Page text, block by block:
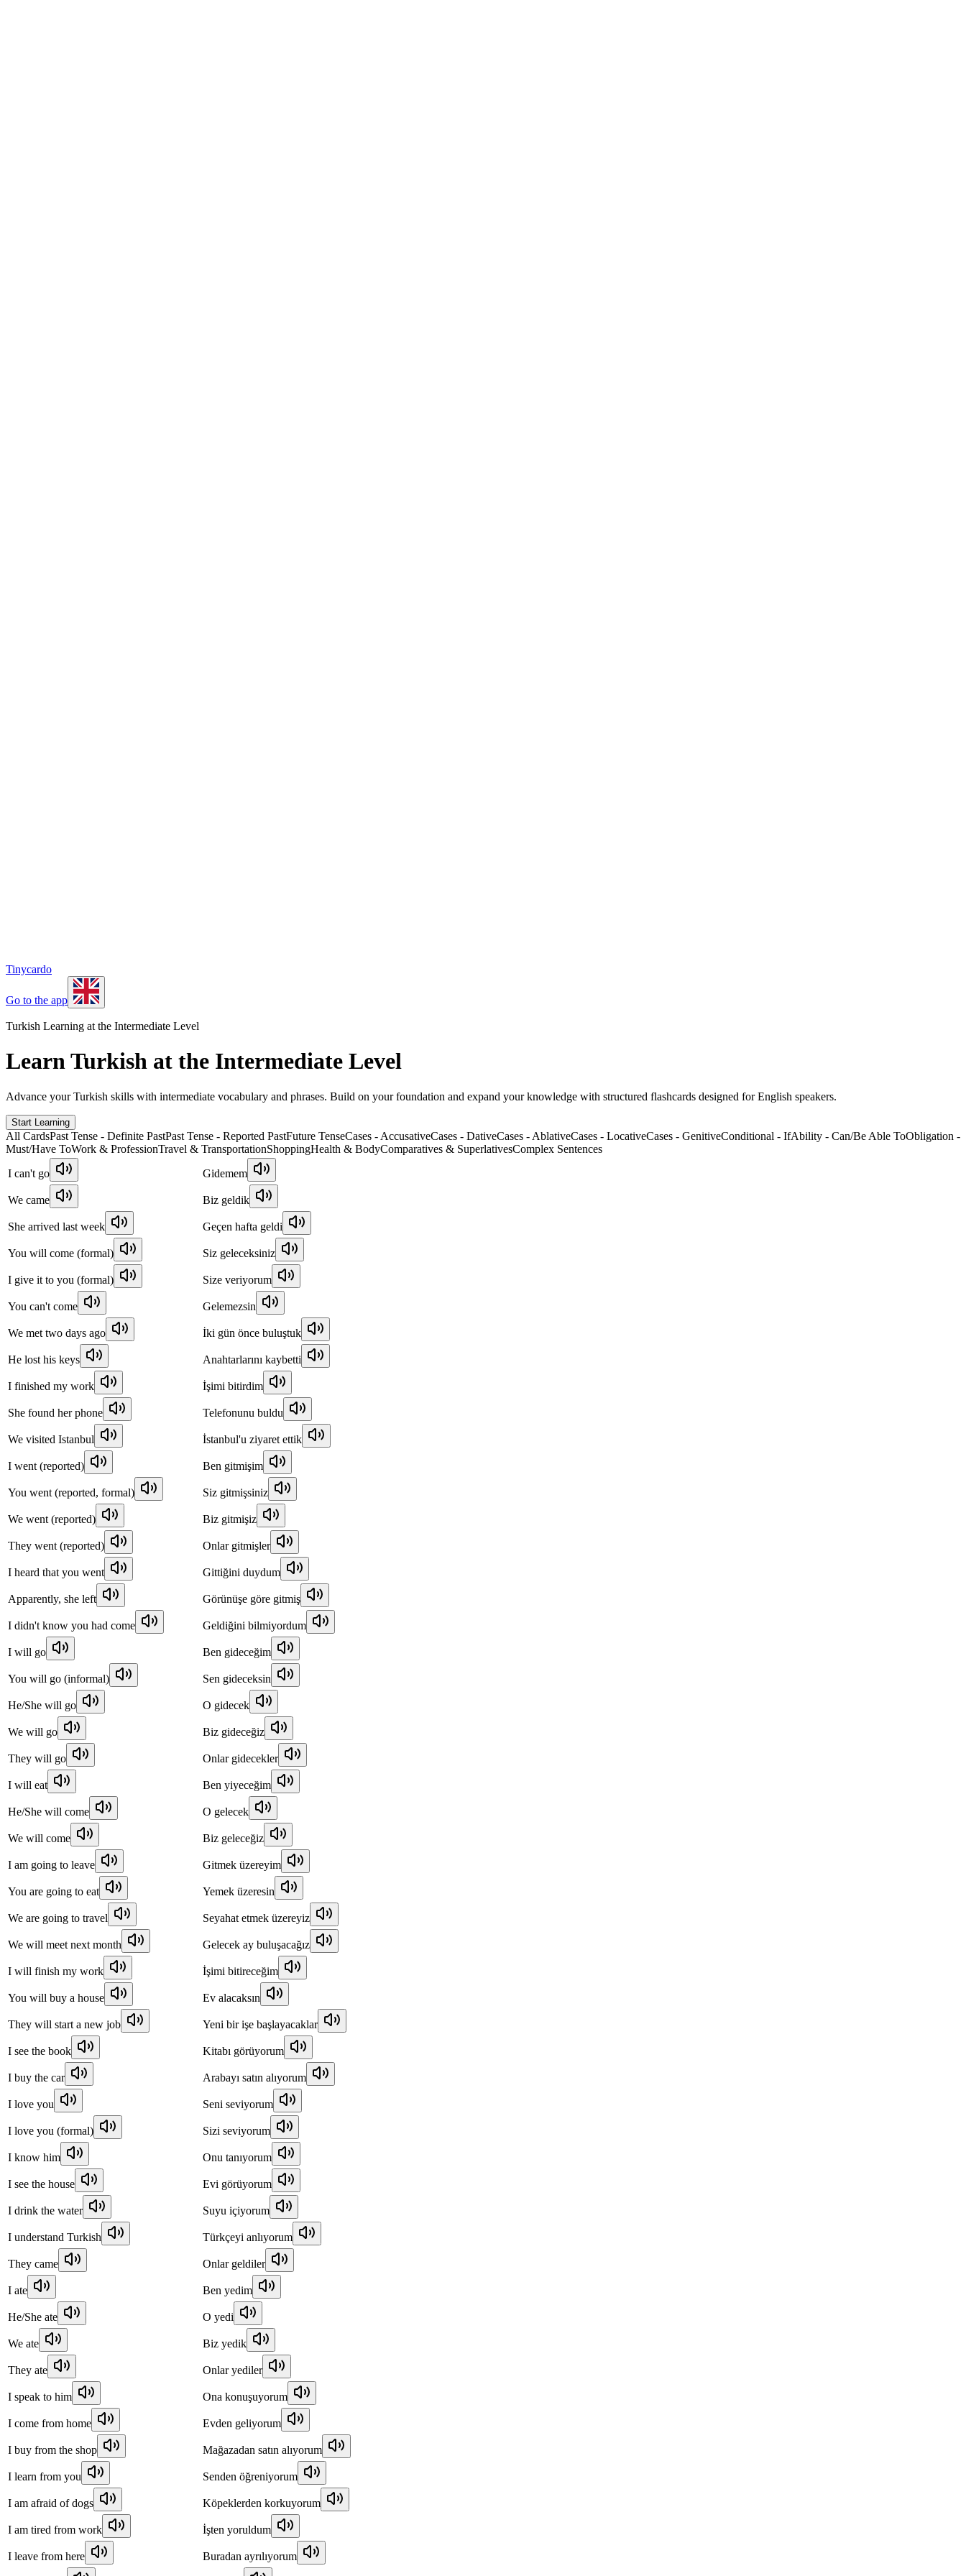
Tinycardo
Go to the app
Turkish Learning at the Intermediate Level
Learn Turkish at the Intermediate Level
Advance your Turkish skills with intermediate vocabulary and phrases. Build on your foundation and expand your knowledge with structured flashcards designed for English speakers.
Start Learning
All CardsPast Tense - Definite PastPast Tense - Reported PastFuture TenseCases - AccusativeCases - DativeCases - AblativeCases - LocativeCases - GenitiveConditional - IfAbility - Can/Be Able ToObligation -
Must/Have ToWork & ProfessionTravel & TransportationShoppingHealth & BodyComparatives & SuperlativesComplex Sentences
I can't go
Gidemem
We came Biz geldik
She arrived last week Geçen hafta geldi
You will come (formal) Siz geleceksiniz
I give it to you (formal) Size veriyorum
You can't come Gelemezsin
We met two days ago İki gün önce buluştuk
He lost his keys Anahtarlarını kaybetti
I finished my work İşimi bitirdim
She found her phone Telefonunu buldu
We visited Istanbul İstanbul'u ziyaret ettik
I went (reported) Ben gitmişim
You went (reported, formal) Siz gitmişsiniz
We went (reported) Biz gitmişiz
They went (reported) Onlar gitmişler
I heard that you went Gittiğini duydum
Apparently, she left Görünüşe göre gitmiş
I didn't know you had come Geldiğini bilmiyordum
I will go Ben gideceğim
You will go (informal) Sen gideceksin
He/She will go O gidecek
We will go Biz gideceğiz
They will go Onlar gidecekler
I will eat Ben yiyeceğim
He/She will come O gelecek
We will come Biz geleceğiz
I am going to leave Gitmek üzereyim
You are going to eat Yemek üzeresin
We are going to travel Seyahat etmek üzereyiz
We will meet next month Gelecek ay buluşacağız
I will finish my work İşimi bitireceğim
You will buy a house Ev alacaksın
They will start a new job Yeni bir işe başlayacaklar
I see the book Kitabı görüyorum
I buy the car Arabayı satın alıyorum
I love you Seni seviyorum
I love you (formal) Sizi seviyorum
I know him Onu tanıyorum
I see the house Evi görüyorum
I drink the water Suyu içiyorum
I understand Turkish Türkçeyi anlıyorum
They came Onlar geldiler
I ate Ben yedim
He/She ate O yedi
We ate Biz yedik
They ate Onlar yediler
I speak to him Ona konuşuyorum
I come from home Evden geliyorum
I buy from the shop Mağazadan satın alıyorum
I learn from you Senden öğreniyorum
I am afraid of dogs Köpeklerden korkuyorum
I am tired from work İşten yoruldum
I leave from here Buradan ayrılıyorum